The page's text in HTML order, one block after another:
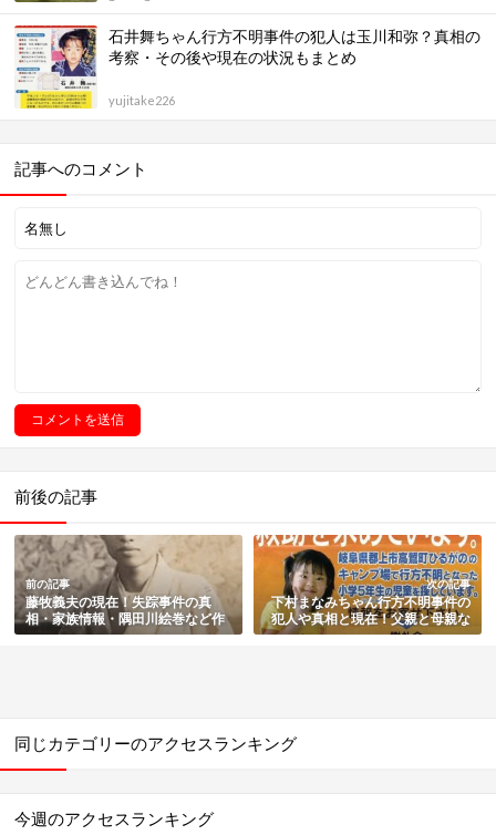
石井舞ちゃん行方不明事件の犯人は玉川和弥？真相の
考察・その後や現在の状況もまとめ
yujitake226
記事へのコメント
前後の記事
前の記事
藤牧義夫の現在！失踪事件の真
相・家族情報・隅田川絵巻など作
品と経歴をまとめ
次の記事
下村まなみちゃん行方不明事件の
犯人や真相と現在！父親と母親な
ど家族・失踪の経緯・霊視や近況
同じカテゴリーのアクセスランキング
今週のアクセスランキング